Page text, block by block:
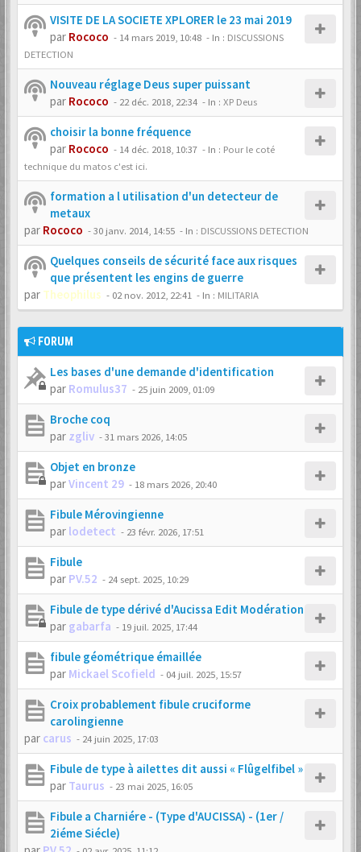
VISITE DE LA SOCIETE XPLORER le 23 mai 2019
par Rococo - 14 mars 2019, 10:48 - In : DISCUSSIONS
DETECTION
Nouveau réglage Deus super puissant
par Rococo - 22 déc. 2018, 22:34 - In : XP Deus
choisir la bonne fréquence
par Rococo - 14 déc. 2018, 10:37 - In : Pour le coté
technique du matos c'est ici.
formation a l utilisation d'un detecteur de
metaux
par Rococo -30 janv. 2014, 14:55 - In : DISCUSSIONS DETECTION
Quelques conseils de sécurité face aux risques
que présentent les engins de guerre
par Theophilus - 02 nov. 2012, 22:41 - In : MILITARIA
FORUM
Les bases d'une demande d'identification
par Romulus37 - 25 juin 2009, 01:09
Broche coq
par zgliv -31 mars 2026, 14:05
Objet en bronze
parVincent 29 - 18 mars 2026, 20:40
Fibule Mérovingienne
par lodetect - 23 févr. 2026, 17:51
Fibule
par PV.52 - 24 sept. 2025, 10:29
Fibule de type dérivé d'Aucissa Edit Modération
par gabarfa - 19 juil. 2025, 17:44
fibule géométrique émaillée
par Mickael Scofield - 04 juil. 2025, 15:57
Croix probablement fibule cruciforme
carolingienne
par carus - 24 juin 2025, 17:03
Fibule de type à ailettes dit aussi « Flûgelfibel »
par Taurus - 23 mai 2025, 16:05
Fibule a Charniére - (Type d'AUCISSA) - (1er /
2iéme Siécle)